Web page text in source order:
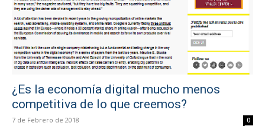
¿Es la economía digital mucho menos
competitiva de lo que creemos?
7 de Febrero de 2018 0